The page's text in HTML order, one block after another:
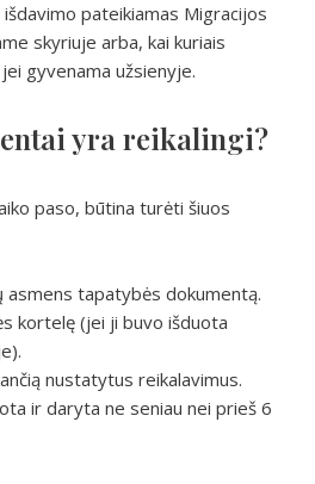
pateikiamas Migracijos
skyriuje arba, kai kuriais
gyvenama užsienyje.
yra reikalingi?
paso, būtina turėti šiuos
asmens tapatybės dokumentą.
kortelę (jei ji buvo išduota
nustatytus reikalavimus.
ir daryta ne seniau nei prieš 6